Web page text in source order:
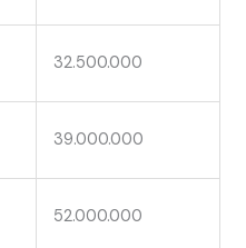
32.500.000
39.000.000
52.000.000